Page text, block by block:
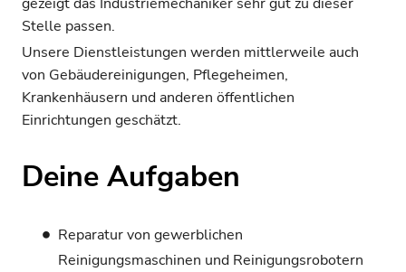
Stelle passen.
Unsere Dienstleistungen werden mittlerweile auch
von Gebäudereinigungen, Pflegeheimen,
Krankenhäusern und anderen öffentlichen
Einrichtungen geschätzt.
Deine Aufgaben
Reparatur von gewerblichen
Reinigungsmaschinen und Reinigungsrobotern